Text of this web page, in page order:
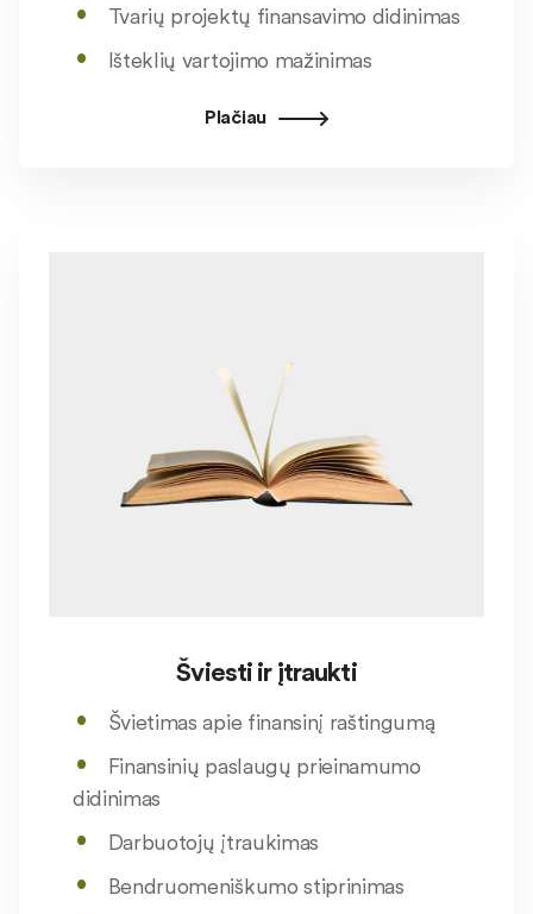
Tvarių projektų finansavimo didinimas
Išteklių vartojimo mažinimas
Plačiau
Šviesti ir įtraukti
Švietimas apie finansinį raštingumą
Finansinių paslaugų prieinamumo
didinimas
Darbuotojų įtraukimas
Bendruomeniškumo stiprinimas